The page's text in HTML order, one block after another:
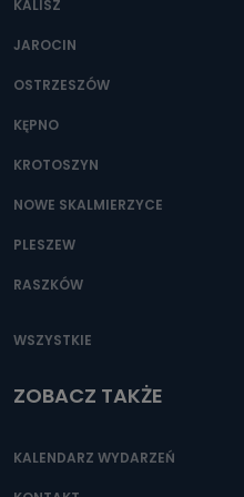
Można to zrobić pod numerem
KALISZ
JAROCIN
OSTRZESZÓW
KĘPNO
KROTOSZYN
NOWE SKALMIERZYCE
PLESZEW
RASZKÓW
WSZYSTKIE
ZOBACZ TAKŻE
KALENDARZ WYDARZEŃ